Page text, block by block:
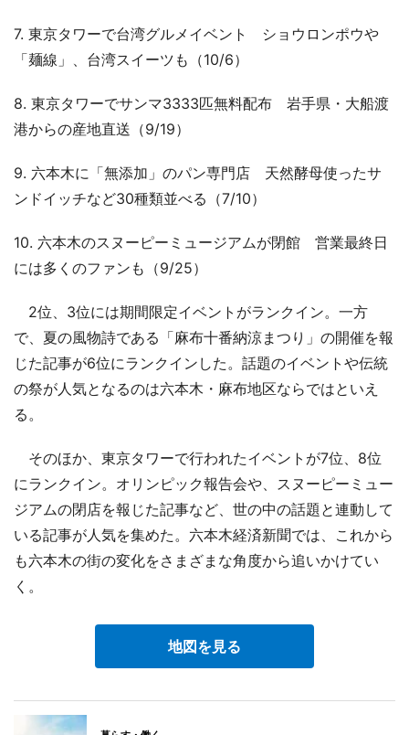
7. 東京タワーで台湾グルメイベント ショウロンポウや
「麺線」、台湾スイーツも（10/6）
8. 東京タワーでサンマ3333匹無料配布 岩手県・大船渡
港からの産地直送（9/19）
9. 六本木に「無添加」のパン専門店 天然酵母使ったサ
ンドイッチなど30種類並べる（7/10）
10. 六本木のスヌーピーミュージアムが閉館 営業最終日
には多くのファンも（9/25）
2位、3位には期間限定イベントがランクイン。一方
で、夏の風物詩である「麻布十番納涼まつり」の開催を報
じた記事が6位にランクインした。話題のイベントや伝統
の祭が人気となるのは六本木・麻布地区ならではといえ
る。
そのほか、東京タワーで行われたイベントが7位、8位
にランクイン。オリンピック報告会や、スヌーピーミュー
ジアムの閉店を報じた記事など、世の中の話題と連動して
いる記事が人気を集めた。六本木経済新聞では、これから
も六本木の街の変化をさまざまな角度から追いかけてい
く。
地図を見る